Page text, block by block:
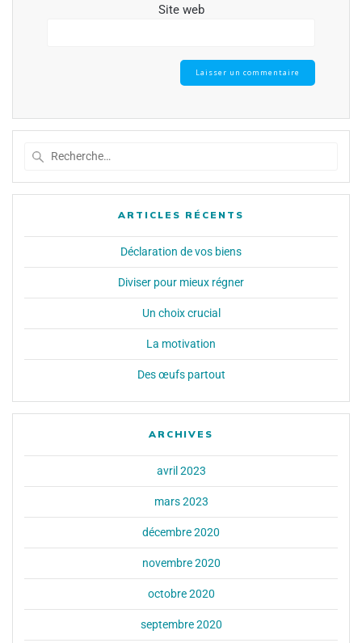
Site web
ARTICLES RÉCENTS
Déclaration de vos biens
Diviser pour mieux régner
Un choix crucial
La motivation
Des œufs partout
ARCHIVES
avril 2023
mars 2023
décembre 2020
novembre 2020
octobre 2020
septembre 2020